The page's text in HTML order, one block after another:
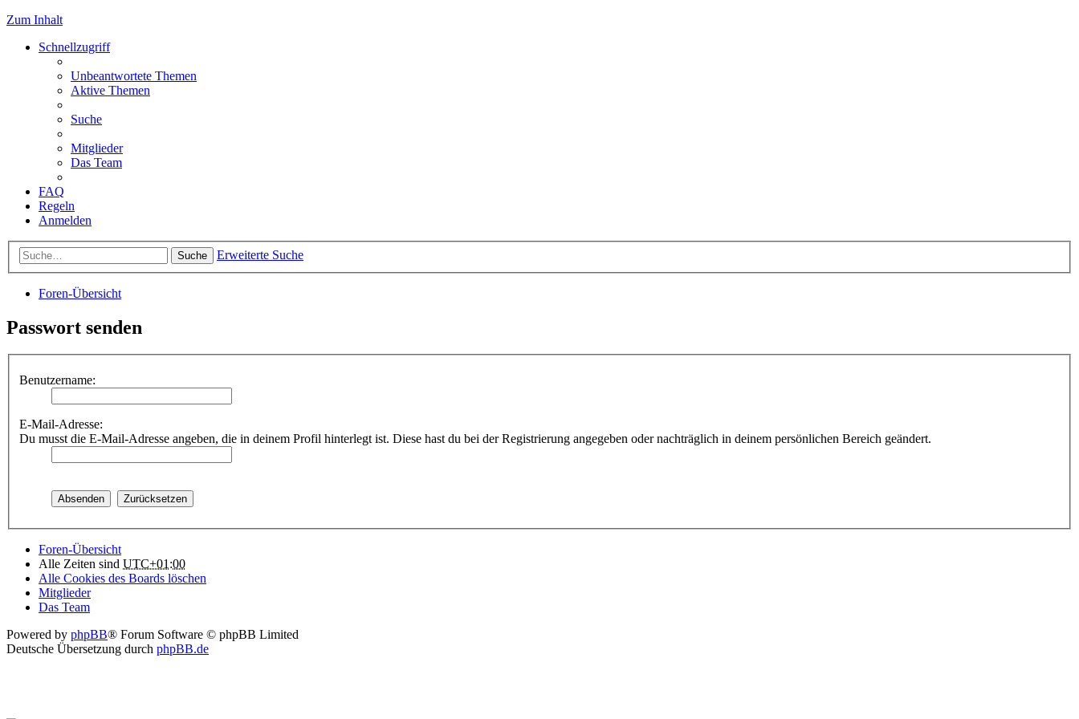
Zum Inhalt
Schnellzugriff
Unbeantwortete Themen
Aktive Themen
Suche
Mitglieder
Das Team
FAQ
Regeln
Anmelden
Suche Erweiterte Suche
Foren-Übersicht
Passwort senden
Benutzername:
E-Mail-Adresse:
Du musst die E-Mail-Adresse angeben, die in deinem Profil hinterlegt ist. Diese hast du bei der Registrierung angegeben oder nachträglich in deinem persönlichen Bereich geändert.
Foren-Übersicht
Alle Zeiten sind UTC+01:00
Alle Cookies des Boards löschen
Mitglieder
Das Team
Powered by phpBB® Forum Software © phpBB Limited
Deutsche Übersetzung durch phpBB.de